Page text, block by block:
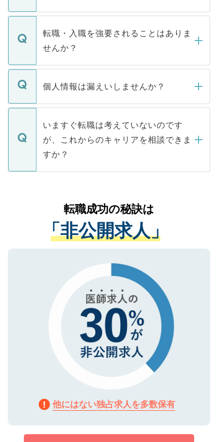
ます。通常、5営業日以内にはご連絡をせて
いただきますので、しばらくお待ちくださ
い。
マイナビDOCTORで取り扱っている求人の
うち約3割は、Webサイトからご覧いただ
けない「非公開求人」です。非公開求人は
下記の理由によって、一般には公開してい
ません。
■応募殺到を避けるため 人気のある医療機
関を公にしてしまうと、応募が殺到する場
に、医療機関が求める条件に合った人材の
みを人材紹介会社に依頼するケースが増え
ています。
転職・入職を強要されることはありま
せんか？
転職・入職を強要することは一切ありませ
ん。また、仮に応募先から内定をいただい
定を承諾する必要はありません。内定先へ
の辞退の連絡はキャリアパートナーが行い
ますので、ご安心ください。
個人情報は漏えいしませんか？
個人情報が漏えいすることはありませんの
で、ご安心ください。当サイトからの登録
などで収集したご登録者様の個人情報は、
ご本人のキャリアアップおよび転職活動の
支援を目的に使用いたします。お預かりし
ているすべての個人データはご本人の許可
は、個人情報の取り扱いについての厳密な
管理基準を満たした事業者のみに付与され
る、プライバシーマークを取得済みです。
ご登録いただいた個人情報は、SSL（デー
で、機密保持に関してもご安心ください。
いますぐ転職は考えていないのです
が、これからのキャリアを相談できま
すか？
かがいして、現在の医療機関の状況や紹介
経験をまじえながら、適切なアドバイスを
させていただきます。すぐにご転職をされ
ない方には、長期的なサポートが可能です
ので、まずはご登録ください。
転職成功の秘訣は
「非公開求人」
他にはない独占求人を多数保有